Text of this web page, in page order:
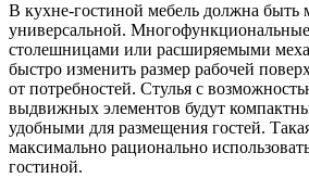
В кухне-гостиной мебель должна быть
универсальной.
столешницами или расширяемыми
быстро изменить размер рабочей
от потребностей. Стулья с
выдвижных элементов будут
удобными для размещения гостей.
максимально рационально
гостиной.